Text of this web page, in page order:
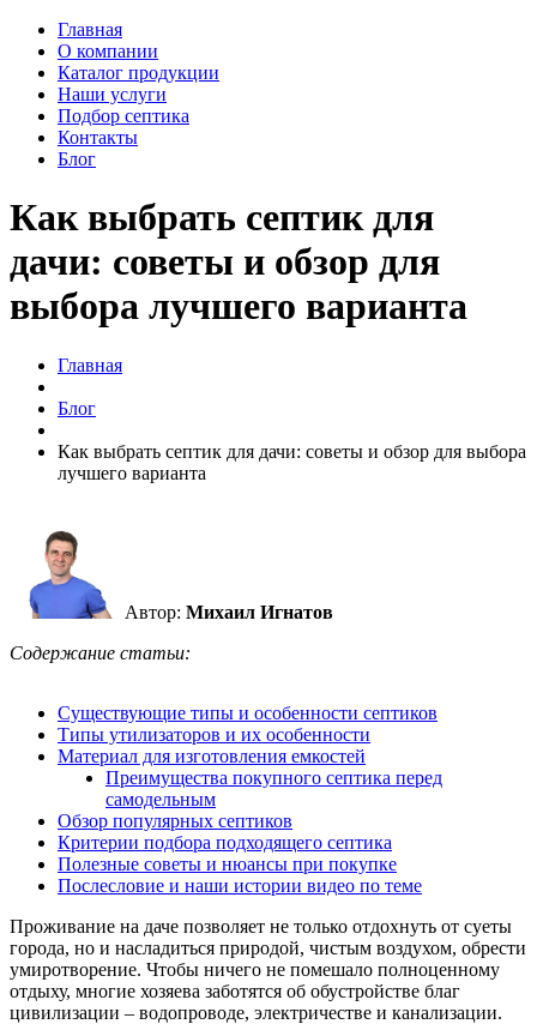
Главная
О компании
Каталог продукции
Наши услуги
Подбор септика
Контакты
Блог
Как выбрать септик для
дачи: советы и обзор для
выбора лучшего варианта
Главная
Блог
Как выбрать септик для дачи: советы и обзор для выбора
лучшего варианта
Автор: Михаил Игнатов
Содержание статьи:
Существующие типы и особенности септиков
Типы утилизаторов и их особенности
Материал для изготовления емкостей
Преимущества покупного септика перед
самодельным
Обзор популярных септиков
Критерии подбора подходящего септика
Полезные советы и нюансы при покупке
Послесловие и наши истории видео по теме
Проживание на даче позволяет не только отдохнуть от суеты
города, но и насладиться природой, чистым воздухом, обрести
умиротворение. Чтобы ничего не помешало полноценному
отдыху, многие хозяева заботятся об обустройстве благ
цивилизации – водопроводе, электричестве и канализации.